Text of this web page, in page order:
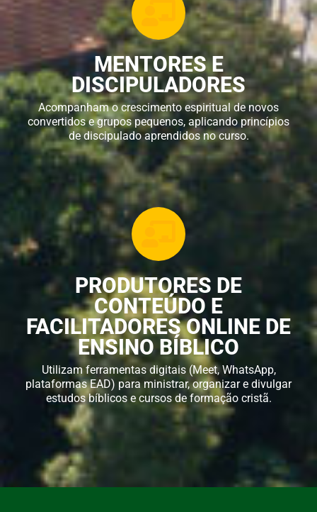
MENTORES E
DISCIPULADORES
Acompanham o crescimento espiritual de novos
convertidos e grupos pequenos, aplicando princípios
de discipulado aprendidos no curso.
PRODUTORES DE
CONTEÚDO E
FACILITADORES ONLINE DE
ENSINO BÍBLICO
Utilizam ferramentas digitais (Meet, WhatsApp,
plataformas EAD) para ministrar, organizar e divulgar
estudos bíblicos e cursos de formação cristã.